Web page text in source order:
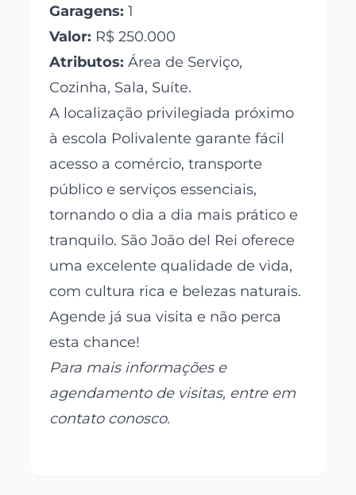
Garagens: 1
Valor: R$ 250.000
Atributos: Área de Serviço,
Cozinha, Sala, Suíte.
A localização privilegiada próximo
à escola Polivalente garante fácil
acesso a comércio, transporte
público e serviços essenciais,
tornando o dia a dia mais prático e
tranquilo. São João del Rei oferece
uma excelente qualidade de vida,
com cultura rica e belezas naturais.
Agende já sua visita e não perca
esta chance!
Para mais informações e
agendamento de visitas, entre em
contato conosco.